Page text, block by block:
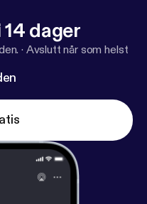
dager
· Avslutt når som helst